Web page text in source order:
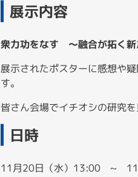
展示内容
衆力功をなす ～融合が拓く新
展示されたポスターに感想や
す。
皆さん会場でイチオシの研究を
日時
11月20日（水）13:00 ~ 11